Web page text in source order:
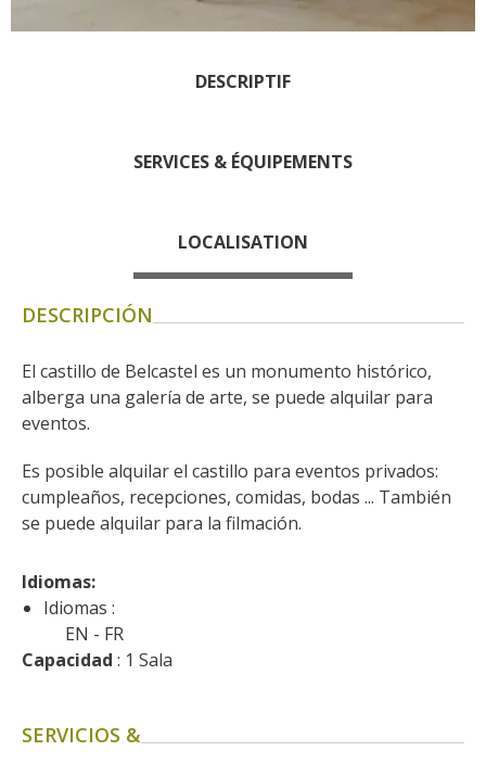
La Palairie en Goutrens
artistas y artesanos
Las vinas
Descubrimiento del terruño
Recetas y productos locales
Pasear en menos
de cien
kilómetros
Francia
Otras hermosas aldeas
El Pays des Bastides du
Rouergue
arte y historia
DESCRIPTIF
SERVICES & ÉQUIPEMENTS
LOCALISATION
DESCRIPCIÓN
El castillo de Belcastel es un monumento histórico,
alberga una galería de arte, se puede alquilar para
eventos.
Es posible alquilar el castillo para eventos privados:
cumpleaños, recepciones, comidas, bodas ... También
se puede alquilar para la filmación.
Idiomas:
Idiomas :
EN
FR
Capacidad : 1 Sala
SERVICIOS &